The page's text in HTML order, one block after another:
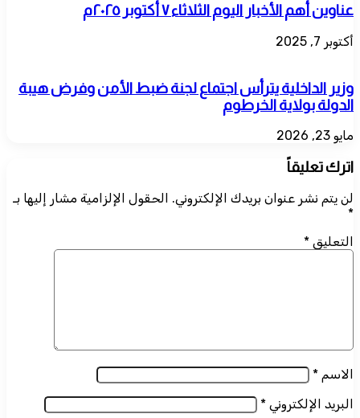
عناوين أهم الأخبار اليوم الثلاثاء ٧ أكتوبر ٢٠٢٥م
أكتوبر 7, 2025
وزير الداخلية يترأس اجتماع لجنة ضبط الأمن وفرض هيبة
الدولة بولاية الخرطوم
مايو 23, 2026
اترك تعليقاً
لن يتم نشر عنوان بريدك الإلكتروني. الحقول الإلزامية مشار إليها بـ
*
التعليق *
الاسم *
البريد الإلكتروني *